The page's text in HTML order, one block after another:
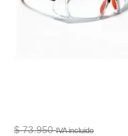
$73.950 IVA incluido